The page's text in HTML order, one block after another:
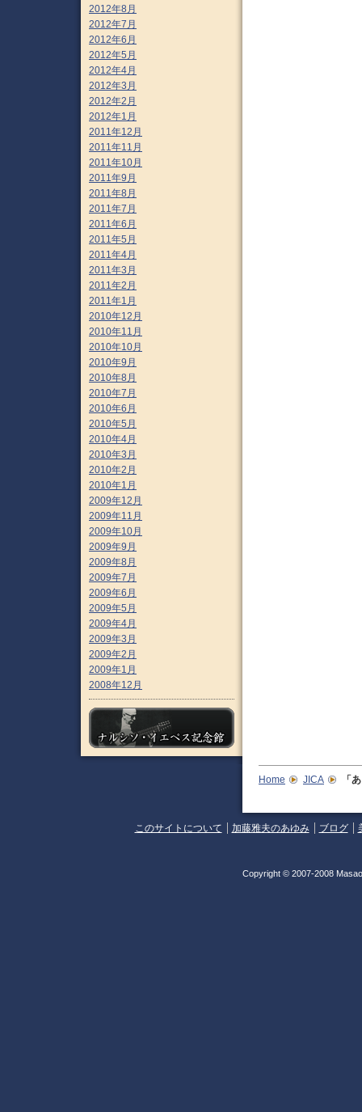
2012年8月
2012年7月
2012年6月
2012年5月
2012年4月
2012年3月
2012年2月
2012年1月
2011年12月
2011年11月
2011年10月
2011年9月
2011年8月
2011年7月
2011年6月
2011年5月
2011年4月
2011年3月
2011年2月
2011年1月
2010年12月
2010年11月
2010年10月
2010年9月
2010年8月
2010年7月
2010年6月
2010年5月
2010年4月
2010年3月
2010年2月
2010年1月
2009年12月
2009年11月
2009年10月
2009年9月
2009年8月
2009年7月
2009年6月
2009年5月
2009年4月
2009年3月
2009年2月
2009年1月
2008年12月
Home JICA 「
このサイトについて 加藤雅夫のあゆみ ブログ
Copyright © 2007-2008